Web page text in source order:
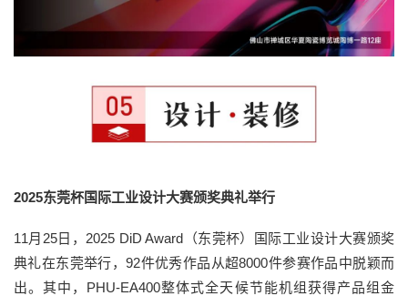
2025东莞杯国际工业设计大赛颁奖典礼举行
11月25日，2025 DiD Award（东莞杯）国际工业设计大赛颁奖
典礼在东莞举行，92件优秀作品从超8000件参赛作品中脱颖而
出。其中，PHU-EA400整体式全天候节能机组获得产品组金